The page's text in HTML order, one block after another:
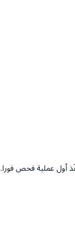
أول عملية فحص فورا.